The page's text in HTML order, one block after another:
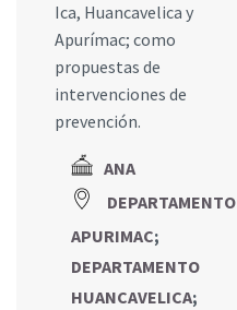
Ica, Huancavelica y
Apurímac; como
propuestas de
intervenciones de
prevención.
ANA
DEPARTAMENTO
APURIMAC;
DEPARTAMENTO
HUANCAVELICA;